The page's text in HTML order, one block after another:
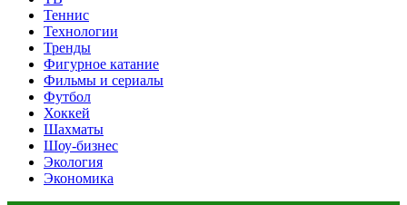
Теннис
Технологии
Тренды
Фигурное катание
Фильмы и сериалы
Футбол
Хоккей
Шахматы
Шоу-бизнес
Экология
Экономика